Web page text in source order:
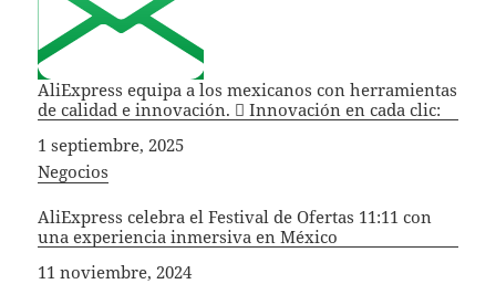
AliExpress equipa a los mexicanos con herramientas
de calidad e innovación.  Innovación en cada clic:
Fecha
1 septiembre, 2025
In relation to
Negocios
AliExpress celebra el Festival de Ofertas 11:11 con
una experiencia inmersiva en México
Fecha
11 noviembre, 2024